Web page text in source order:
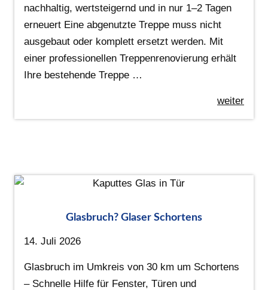
nachhaltig, wertsteigernd und in nur 1–2 Tagen
erneuert Eine abgenutzte Treppe muss nicht
ausgebaut oder komplett ersetzt werden. Mit
einer professionellen Treppenrenovierung erhält
Ihre bestehende Treppe …
weiter
Glasbruch? Glaser Schortens
14. Juli 2026
Glasbruch im Umkreis von 30 km um Schortens
– Schnelle Hilfe für Fenster, Türen und